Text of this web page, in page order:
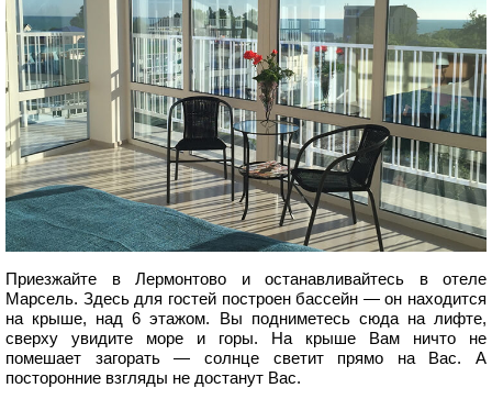
Приезжайте в Лермонтово и останавливайтесь в отеле
Марсель. Здесь для гостей построен бассейн — он находится
на крыше, над 6 этажом. Вы подниметесь сюда на лифте,
сверху увидите море и горы. На крыше Вам ничто не
помешает загорать — солнце светит прямо на Вас. А
посторонние взгляды не достанут Вас.